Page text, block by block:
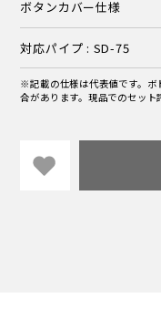
ボタンカバー仕様
対応パイプ : SD-75
※記載の仕様は代表値です。ボ
合があります。現品でのセット